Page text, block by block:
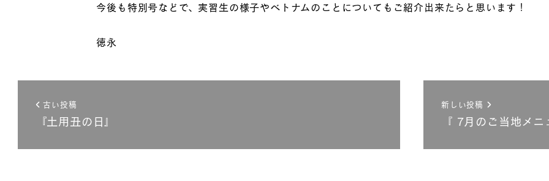
今後も特別号などで、実習生の様子やベトナムのことについてもご紹介出来たらと思います！
徳永
古い投稿
『土用丑の日』
新しい投稿
『 7月のご当地メ